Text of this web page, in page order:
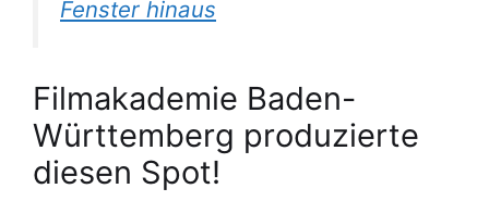
Fenster hinaus
Filmakademie Baden-
Württemberg produzierte
diesen Spot!